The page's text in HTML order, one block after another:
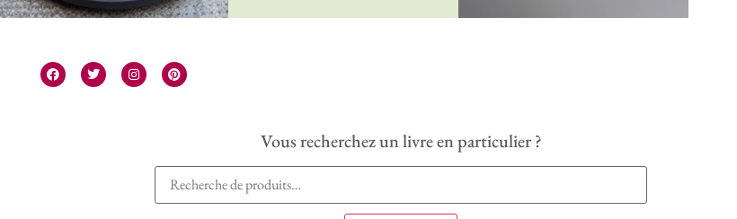
Vous recherchez un livre en particulier ?